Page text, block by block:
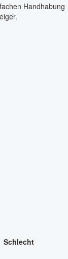
Handhabung
Schlecht